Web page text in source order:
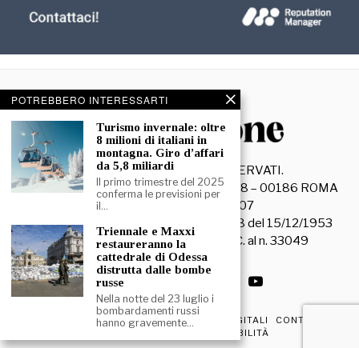
© 2026- TUTTI I DIRITTI RISERVATI.
La Discussione S.r.l. – Piazza Capranica, 78 – 00186 ROMA
C.F. e P. IVA 15045971007
Registrazione Tribunale di Roma n. 3628 del 15/12/1953
La società editrice è iscritta al R.O.C. al n. 33049
PRIVACY & COOKIE POLICY EDIZIONI DIGITALI
CONTATTI
DICHIARAZIONE DI ACCESSIBILITÀ
POTREBBERO INTERESSARTI
Turismo invernale: oltre
8 milioni di italiani in
montagna. Giro d’affari
da 5,8 miliardi
Il primo trimestre del 2025
conferma le previsioni per
il…
Triennale e Maxxi
restaureranno la
cattedrale di Odessa
distrutta dalle bombe
russe
Nella notte del 23 luglio i
bombardamenti russi
hanno gravemente…